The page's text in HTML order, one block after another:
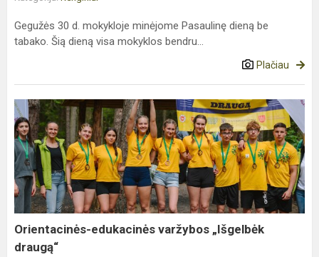
Gegužės 30 d. mokykloje minėjome Pasaulinę dieną be
tabako. Šią dieną visa mokyklos bendru...
Plačiau
Orientacinės-
edukacinės
varžybos
„Išgelbėk
draugą“
Orientacinės-edukacinės varžybos „Išgelbėk
draugą“